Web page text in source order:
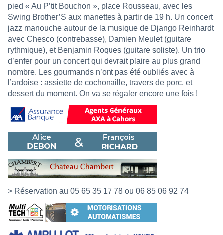
pied « Au P’tit Bouchon », place Rousseau, avec les
Swing Brother’S aux manettes à partir de 19 h. Un concert
jazz manouche autour de la musique de Django Reinhardt
avec Chesco (contrebasse), Damien Meulet (guitare
rythmique), et Benjamin Roques (guitare soliste). Un trio
d’enfer pour un concert qui devrait plaire au plus grand
nombre. Les gourmands n’ont pas été oubliés avec à
l’ardoise : assiette de cochonaille, travers de porc, et
dessert du moment. On va se régaler encore une fois !
> Réservation au 05 65 35 17 78 ou 06 85 06 92 74